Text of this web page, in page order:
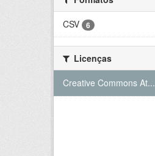
CSV
6
Licenças
Creative Commons At...